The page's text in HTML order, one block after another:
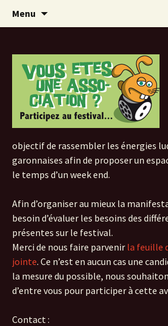
Alors…Jouons !
Festival du jeu en Tarn-et-
Menu
objectif de rassembler les énergies
garonnaises afin de proposer un
le temps d’un week end.
Afin d’organiser au mieux la
besoin d’évaluer les besoins des
présentes sur le festival.
Merci de nous faire parvenir la feuille
jointe. Ce n’est en aucun cas une
la mesure du possible, nous
d’entre vous pour participer à cette
Contact :